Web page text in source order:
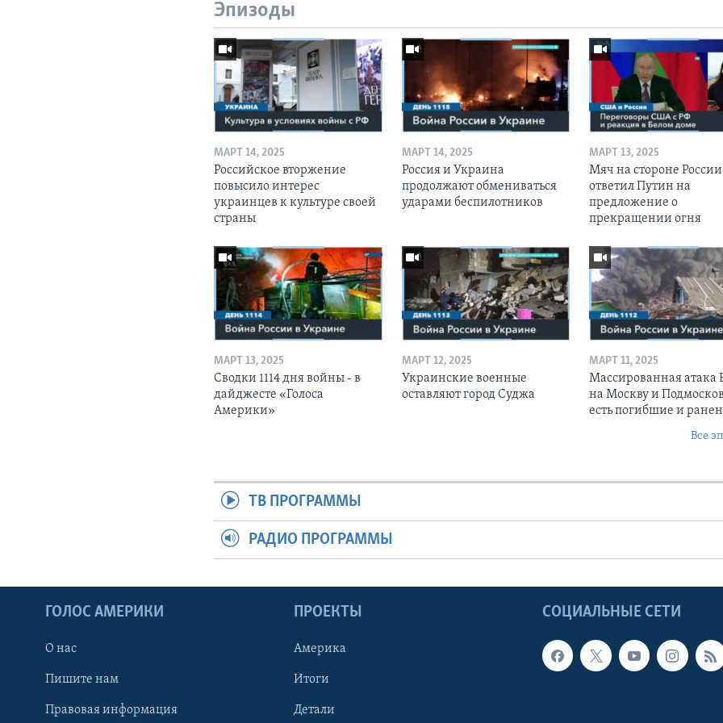
Эпизоды
МАРТ 14, 2025
Российское вторжение
повысило интерес
украинцев к культуре своей
страны
МАРТ 14, 2025
Россия и Украина
продолжают обмениваться
ударами беспилотников
МАРТ 13, 2025
Мяч на стороне
ответил Путин на
предложение о
прекращении огня
МАРТ 13, 2025
Сводки 1114 дня войны - в
дайджесте «Голоса
Америки»
МАРТ 12, 2025
Украинские военные
оставляют город Суджа
МАРТ 11, 2025
Массированная атака
на Москву и
есть погибшие и
Все
ТВ ПРОГРАММЫ
РАДИО ПРОГРАММЫ
СОЦИАЛЬНЫЕ СЕТИ
ГОЛОС АМЕРИКИ
О нас
Пишите нам
Правовая информация
ПРОЕКТЫ
Америка
Итоги
Детали